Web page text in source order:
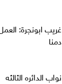
غريب ابونجرة:
دمنا
نواب الدائره الثالثه